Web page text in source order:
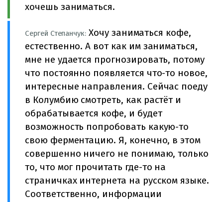
хочешь заниматься.
Сергей Степанчук: Хочу заниматься кофе,
естественно. А вот как им заниматься,
мне не удается прогнозировать, потому
что постоянно появляется что-то новое,
интересные направления. Сейчас поеду
в Колумбию смотреть, как растёт и
обрабатывается кофе, и будет
возможность попробовать какую-то
свою ферментацию. Я, конечно, в этом
совершенно ничего не понимаю, только
то, что мог прочитать где-то на
страничках интернета на русском языке.
Соответственно, информации